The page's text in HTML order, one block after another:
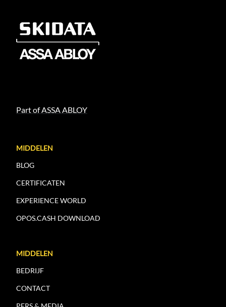
Part of ASSA ABLOY
MIDDELEN
BLOG
CERTIFICATEN
EXPERIENCE WORLD
OPOS.CASH DOWNLOAD
MIDDELEN
BEDRIJF
CONTACT